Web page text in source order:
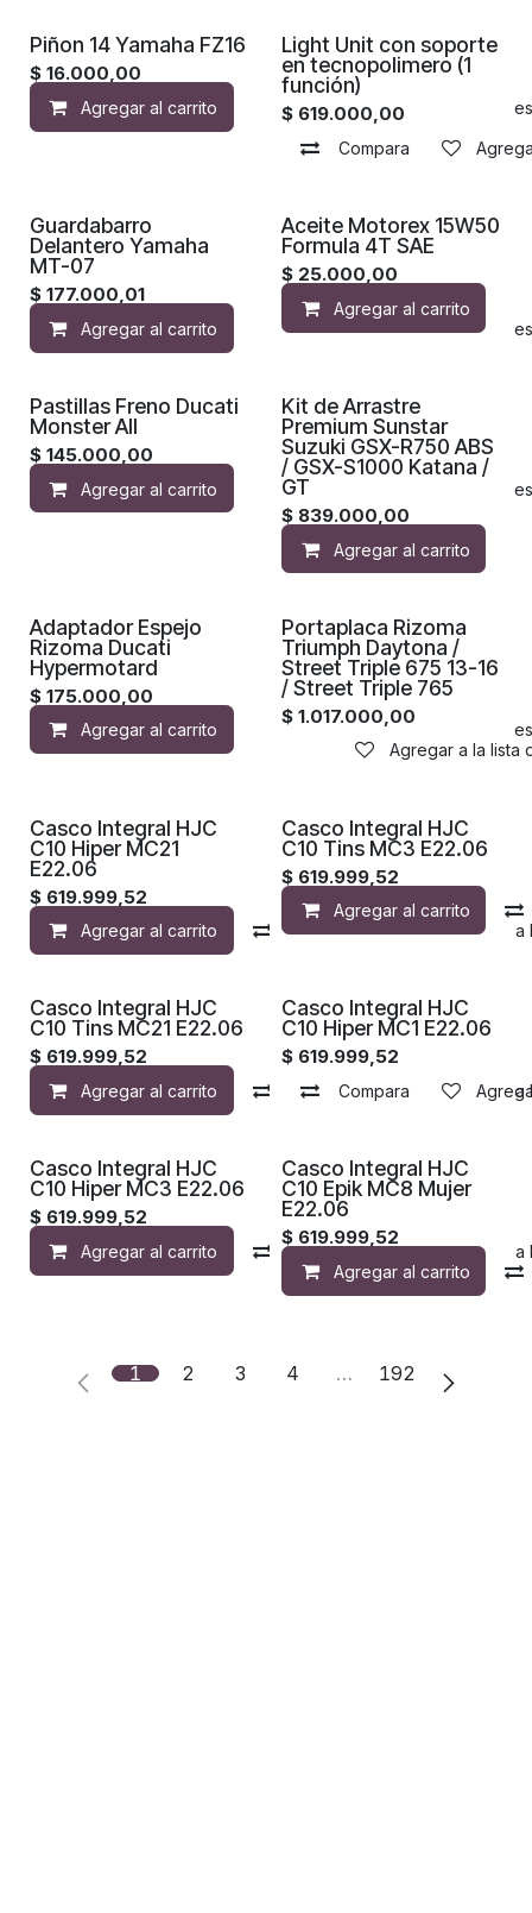
Piñon 14 Yamaha FZ16
$ 16.000,00
Agregar al carrito Agregar a la lista de
Light Unit con soporte
en tecnopolimero (1
función)
$ 619.000,00
Compara
Guardabarro
Delantero Yamaha
MT-07
$ 177.000,01
Agregar al carrito Agregar a la lista de
Aceite Motorex 15W50
Formula 4T SAE
$ 25.000,00
Agregar al carrito
Pastillas Freno Ducati
Monster All
$ 145.000,00
Agregar al carrito Agregar a la lista de
Kit de Arrastre
Premium Sunstar
Suzuki GSX-R750 ABS
/ GSX-S1000 Katana /
GT
$ 839.000,00
Agregar al carrito
Adaptador Espejo
Rizoma Ducati
Hypermotard
$ 175.000,00
Agregar al carrito Agregar a la lista de
Portaplaca Rizoma
Triumph Daytona /
Street Triple 675 13-16
/ Street Triple 765
$1.017.000,00
Agregar a la lista
Casco Integral HJC
C10 Hiper MC21
E22.06
$ 619.999,52
Agregar al carrito Compara Agregar a la
Casco Integral HJC
C10 Tins MC3 E22.06
$ 619.999,52
Agregar al carrito
Casco Integral HJC
C10 Tins MC21 E22.06
$ 619.999,52
Agregar al carrito Compara Agregar a
Casco Integral HJC
C10 Hiper MC1 E22.06
$ 619.999,52
Compara
Casco Integral HJC
C10 Hiper MC3 E22.06
$ 619.999,52
Agregar al carrito Compara Agregar a la
Casco Integral HJC
C10 Epik MC8 Mujer
E22.06
$ 619.999,52
Agregar al carrito
1 2 3 4 … 192